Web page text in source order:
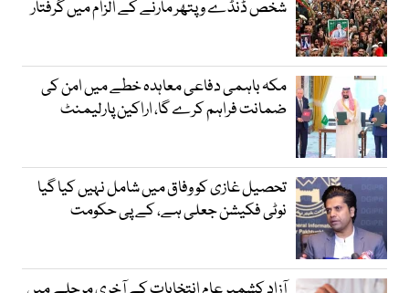
شخص ڈنڈے و پتھر مارنے کے الزام میں گرفتار
مکہ باہمی دفاعی معاہدہ خطے میں امن کی
ضمانت فراہم کرے گا، اراکین پارلیمنٹ
تحصیل غازی کو وفاق میں شامل نہیں کیا گیا
نوٹی فکیشن جعلی ہے، کے پی حکومت